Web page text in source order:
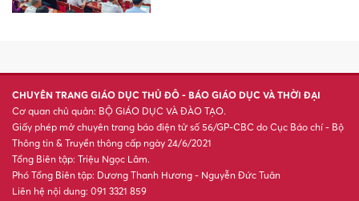
CHUYÊN TRANG GIÁO DỤC THỦ ĐÔ - BÁO GIÁO DỤC VÀ THỜI ĐẠI
Cơ quan chủ quản: BỘ GIÁO DỤC VÀ ĐÀO TẠO.
Giấy phép mở chuyên trang báo điện tử số 56/GP-CBC do Cục Báo chí - Bộ
Thông tin & Truyền thông cấp ngày 24/6/2021
Tổng Biên tập: Triệu Ngọc Lâm.
Phó Tổng Biên tập: Dương Thanh Hương - Nguyễn Đức Tuân
Liên hệ nội dung: 091 3321 859